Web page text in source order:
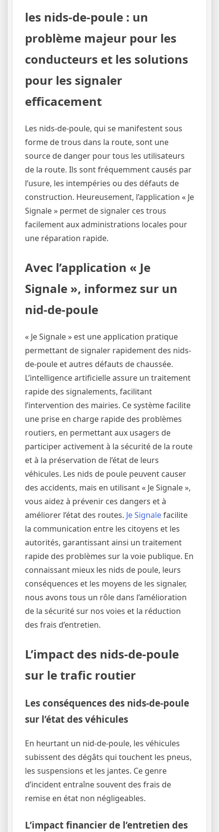
les nids-de-poule : un
problème majeur pour les
conducteurs et les solutions
pour les signaler
efficacement
Les nids-de-poule, qui se manifestent sous
forme de trous dans la route, sont une
source de danger pour tous les utilisateurs
de la route. Ils sont fréquemment causés par
l’usure, les intempéries ou des défauts de
construction. Heureusement, l’application « Je
Signale » permet de signaler ces trous
facilement aux administrations locales pour
une réparation rapide.
Avec l’application « Je
Signale », informez sur un
nid-de-poule
« Je Signale » est une application pratique
permettant de signaler rapidement des nids-
de-poule et autres défauts de chaussée.
L’intelligence artificielle assure un traitement
rapide des signalements, facilitant
l’intervention des mairies. Ce système facilite
une prise en charge rapide des problèmes
routiers, en permettant aux usagers de
participer activement à la sécurité de la route
et à la préservation de l’état de leurs
véhicules. Les nids de poule peuvent causer
des accidents, mais en utilisant « Je Signale »,
vous aidez à prévenir ces dangers et à
améliorer l’état des routes. Je Signalefacilite
la communication entre les citoyens et les
autorités, garantissant ainsi un traitement
rapide des problèmes sur la voie publique. En
connaissant mieux les nids de poule, leurs
conséquences et les moyens de les signaler,
nous avons tous un rôle dans l’amélioration
de la sécurité sur nos voies et la réduction
des frais d’entretien.
L’impact des nids-de-poule
sur le trafic routier
Les conséquences des nids-de-poule
sur l’état des véhicules
En heurtant un nid-de-poule, les véhicules
subissent des dégâts qui touchent les pneus,
les suspensions et les jantes. Ce genre
d’incident entraîne souvent des frais de
remise en état non négligeables.
L’impact financier de l’entretien des